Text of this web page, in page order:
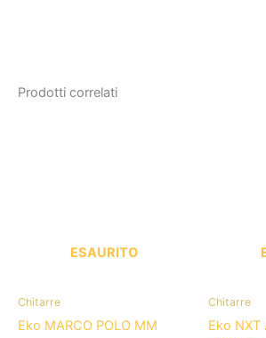
Prodotti correlati
ESAURITO
Chitarre
Eko MARCO POLO MM
Chitarre
Eko NXT